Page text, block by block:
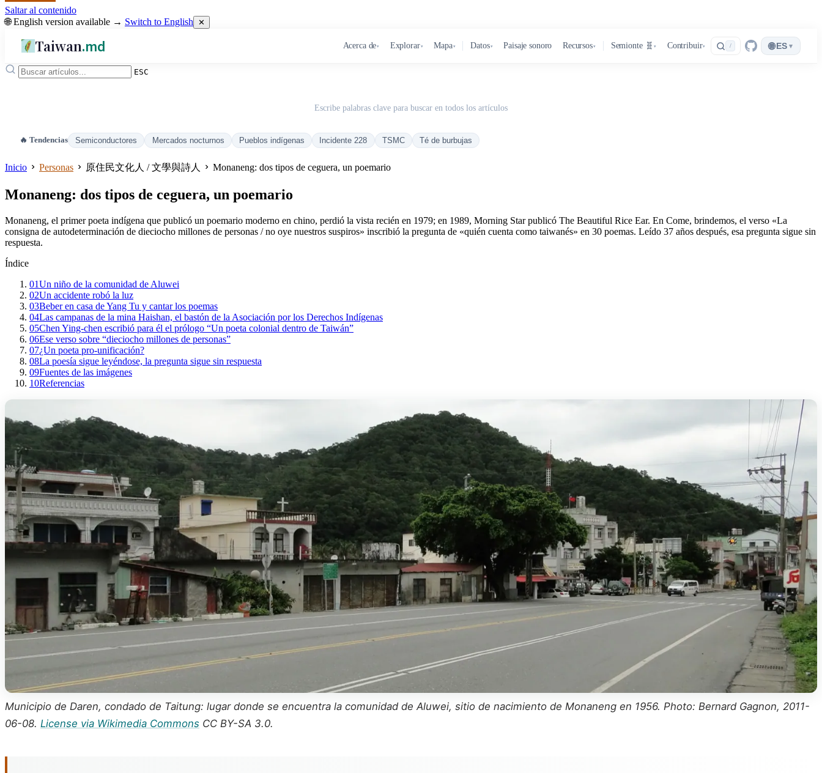
Saltar al contenido
🌐 English version available → Switch to English ✕
Taiwan.md Acerca de▾ Explorar▾ Mapa▾ Datos▾ Paisaje sonoro Recursos▾ Semionte 🧬 ▾ Contribuir▾ / 🌐 ES ▾
ESC
Escribe palabras clave para buscar en todos los artículos
🔥 Tendencias Semiconductores Mercados nocturnos Pueblos indígenas Incidente 228 TSMC Té de burbujas
Inicio Personas 原住民文化人 / 文學與詩人 Monaneng: dos tipos de ceguera, un poemario
Monaneng: dos tipos de ceguera, un poemario
Monaneng, el primer poeta indígena que publicó un poemario moderno en chino, perdió la vista recién en 1979; en 1989, Morning Star publicó The Beautiful Rice Ear. En Come, brindemos, el verso «La
consigna de autodeterminación de dieciocho millones de personas / no oye nuestros suspiros» inscribió la pregunta de «quién cuenta como taiwanés» en 30 poemas. Leído 37 años después, esa pregunta sigue sin
respuesta.
Índice
01Un niño de la comunidad de Aluwei
02Un accidente robó la luz
03Beber en casa de Yang Tu y cantar los poemas
04Las campanas de la mina Haishan, el bastón de la Asociación por los Derechos Indígenas
05Chen Ying-chen escribió para él el prólogo “Un poeta colonial dentro de Taiwán”
06Ese verso sobre “dieciocho millones de personas”
07¿Un poeta pro-unificación?
08La poesía sigue leyéndose, la pregunta sigue sin respuesta
09Fuentes de las imágenes
10Referencias
Municipio de Daren, condado de Taitung: lugar donde se encuentra la comunidad de Aluwei, sitio de nacimiento de Monaneng en 1956. Photo: Bernard Gagnon, 2011-
06-08. License via Wikimedia Commons CC BY-SA 3.0.